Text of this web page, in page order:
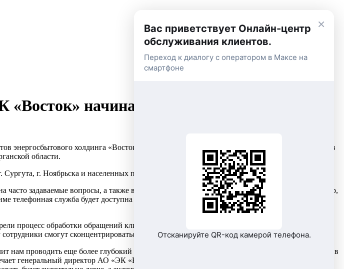
начинает работу в Зауралье
энергосбытового холдинга «Восток». Новый номер многоканальной линии 8 800 250-60-06 в
области.
г. Ноябрьска и населенных пунктов Оренбургского района.
задаваемые вопросы, а также выполнить ряд действий без участия операторов, например,
телефонная служба будет доступна круглосуточно, а если вопрос потребует участия
процесс обработки обращений клиентов. Ответы на все вопросы, которые не требуют
смогут сконцентрироваться на обращениях, где требуется индивидуальный подход.
нам проводить еще более глубокий и тщательный анализ нашей работы и вносить изменения в
генеральный директор АО «ЭК «Восток» Максим Ромашёв. – Единая служба поддержки
×
Вас приветствует Онлайн-центр
обслуживания клиентов.
Переход к диалогу с оператором в Максе на
смартфоне
Отсканируйте QR-код камерой телефона.